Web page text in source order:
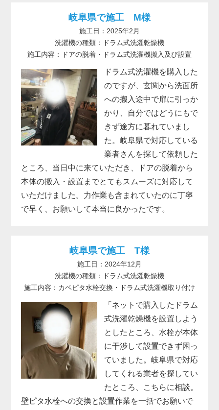
岐阜県で施工 M様
施工日：2025年2月
洗濯機の種類：ドラム式洗濯乾燥機
施工内容：ドアの脱着・ドラム式洗濯機搬入及び設置
ドラム式洗濯機を購入した
のですが、玄関から洗面所
への搬入途中で扉に引っか
かり、自分ではどうにもで
きず途方に暮れていまし
た。岐阜県で対応している
業者さんを探して依頼した
ところ、当日中に来ていただき、ドアの脱着から
本体の搬入・設置までとてもスムーズに対応して
いただけました。力作業も含まれていたのに丁寧
で早く、お願いして本当に良かったです。
岐阜県で施工 T様
施工日：2024年12月
洗濯機の種類：ドラム式洗濯乾燥機
施工内容：カベピタ水栓交換・ドラム式洗濯機取り付け
「ネットで購入したドラム
式洗濯乾燥機を設置しよう
としたところ、水栓が本体
に干渉して設置できず困っ
ていました。岐阜県で対応
してくれる業者を探してい
たところ、こちらに相談。
壁ピタ水栓への交換と設置作業を一括でお願いで